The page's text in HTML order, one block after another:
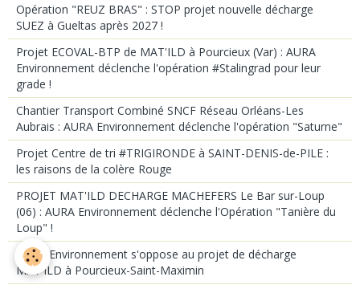
Opération "REUZ BRAS" : STOP projet nouvelle décharge
SUEZ à Gueltas après 2027 !
Projet ECOVAL-BTP de MAT'ILD à Pourcieux (Var) : AURA
Environnement déclenche l'opération #Stalingrad pour leur
grade !
Chantier Transport Combiné SNCF Réseau Orléans-Les
Aubrais : AURA Environnement déclenche l'opération "Saturne"
Projet Centre de tri #TRIGIRONDE à SAINT-DENIS-de-PILE :
les raisons de la colère Rouge
PROJET MAT'ILD DECHARGE MACHEFERS Le Bar sur-Loup
(06) : AURA Environnement déclenche l'Opération "Tanière du
Loup" !
AURA Environnement s'oppose au projet de décharge
MAT'ILD à Pourcieux-Saint-Maximin